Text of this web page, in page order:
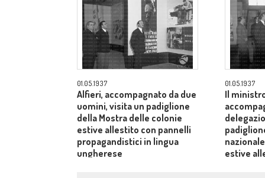
01.05.1937
Alfieri, accompagnato da due
uomini, visita un padiglione
della Mostra delle colonie
estive allestito con pannelli
propagandistici in lingua
ungherese
01.05.1937
Il
estive